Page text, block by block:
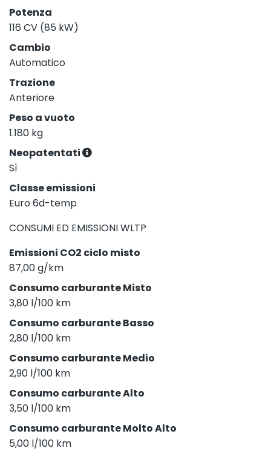
Potenza
116 CV (85 kW)
Cambio
Automatico
Trazione
Anteriore
Peso a vuoto
1.180 kg
Neopatentati
Sì
Classe emissioni
Euro 6d-temp
CONSUMI ED EMISSIONI WLTP
Emissioni CO2 ciclo misto
87,00 g/km
Consumo carburante Misto
3,80 l/100 km
Consumo carburante Basso
2,80 l/100 km
Consumo carburante Medio
2,90 l/100 km
Consumo carburante Alto
3,50 l/100 km
Consumo carburante Molto Alto
5,00 l/100 km